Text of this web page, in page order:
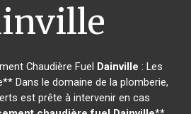
Chaudière Fuel Dainville : Les
Dans le domaine de la plomberie,
est prête à intervenir en cas